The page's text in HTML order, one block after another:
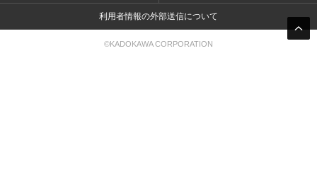
利用者情報の外部送信について
©KADOKAWA CORPORATION